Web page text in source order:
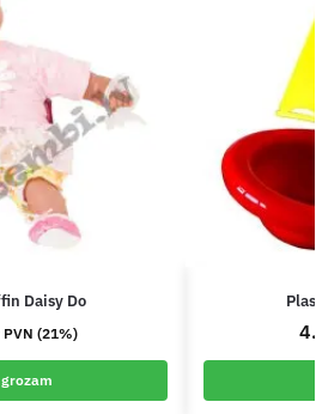
Daisy Do
PVN (21%)